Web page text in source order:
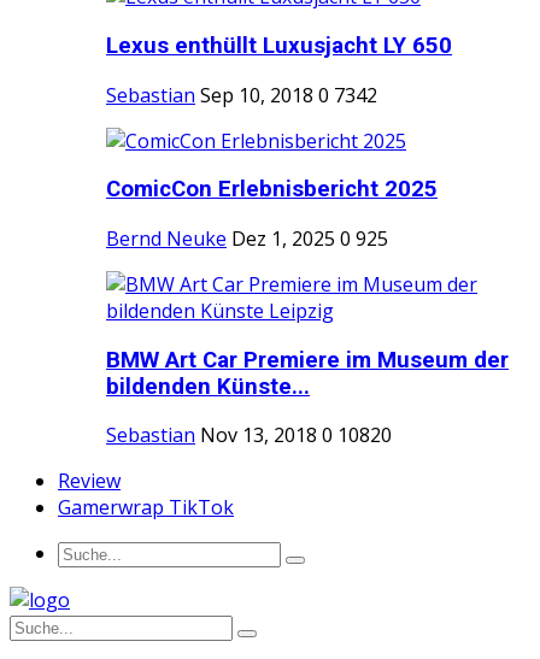
Lexus enthüllt Luxusjacht LY 650
Sebastian Sep 10, 2018 0 7342
ComicCon Erlebnisbericht 2025
Bernd Neuke Dez 1, 2025 0 925
BMW Art Car Premiere im Museum der
bildenden Künste...
Sebastian Nov 13, 2018 0 10820
Review
Gamerwrap TikTok